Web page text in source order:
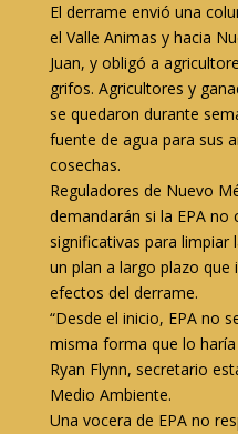
El derrame envió una
el Valle Animas y hacia
Juan, y obligó a
grifos. Agricultores y
se quedaron durante
fuente de agua para sus
cosechas.
Reguladores de Nuevo
demandarán si la EPA
significativas para limpiar
un plan a largo plazo
efectos del derrame.
“Desde el inicio, EPA no
misma forma que lo
Ryan Flynn, secretario
Medio Ambiente.
Una vocera de EPA no